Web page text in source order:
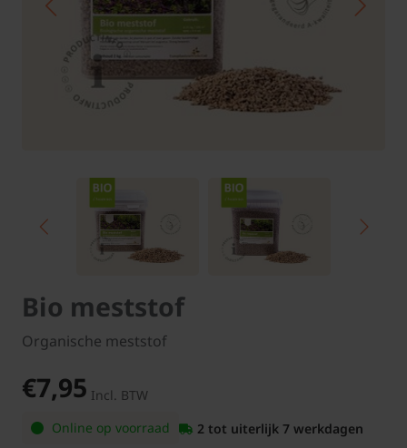
Bio meststof
Organische meststof
€7,95 Incl. BTW
Online op voorraad
2 tot uiterlijk 7 werkdagen